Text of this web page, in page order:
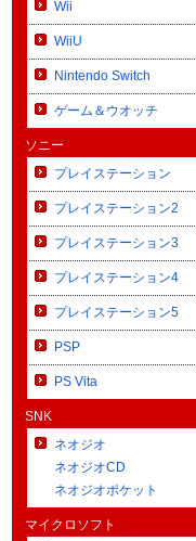
Wii
WiiU
Nintendo Switch
ゲーム＆ウオッチ
ソニー
プレイステーション
プレイステーション2
プレイステーション3
プレイステーション4
プレイステーション5
PSP
PS Vita
SNK
ネオジオ
ネオジオCD
ネオジオポケット
マイクロソフト